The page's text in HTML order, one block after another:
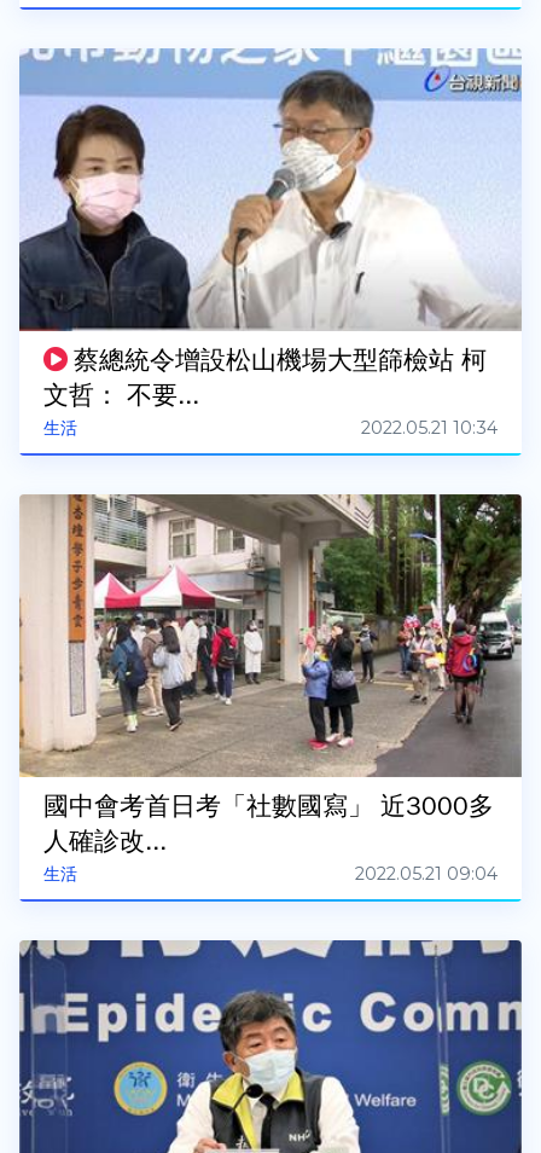
生活
蔡總統令增設松山機場大型篩檢站 柯
文哲： 不要...
2022.05.21 10:34
生活
國中會考首日考「社數國寫」 近3000多
人確診改...
2022.05.21 09:04